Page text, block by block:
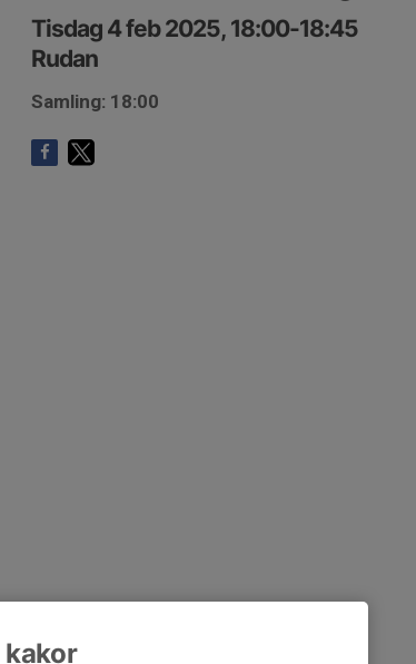
Tisdag 4 feb 2025, 18:00-18:45
Rudan
Samling: 18:00
kakor